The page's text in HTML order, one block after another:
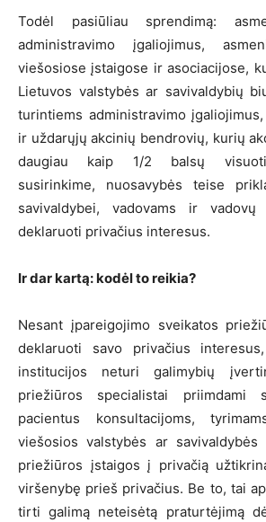
Todėl pasiūliau sprendimą:
administravimo įgaliojimus,
viešosiose įstaigose ir asociacijose,
Lietuvos valstybės ar savivaldybių
turintiems administravimo
ir uždarųjų akcinių bendrovių, kurių
daugiau kaip 1/2 balsų
susirinkime, nuosavybės teise
savivaldybei, vadovams ir vadovų
deklaruoti privačius interesus.
Ir dar kartą: kodėl to reikia?
Nesant įpareigojimo sveikatos
deklaruoti savo privačius
institucijos neturi galimybių
priežiūros specialistai priimdami
pacientus konsultacijoms,
viešosios valstybės ar savivaldybės
priežiūros įstaigos į privačią
viršenybę prieš privačius. Be to, tai
tirti galimą neteisėtą praturtėjimą